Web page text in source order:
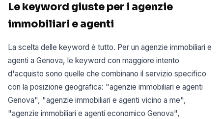
Le keyword giuste per i agenzie
immobiliari e agenti
La scelta delle keyword è tutto. Per un agenzie immobiliari e
agenti a Genova, le keyword con maggiore intento
d'acquisto sono quelle che combinano il servizio specifico
con la posizione geografica: "agenzie immobiliari e agenti
Genova", "agenzie immobiliari e agenti vicino a me",
"agenzie immobiliari e agenti economico Genova",